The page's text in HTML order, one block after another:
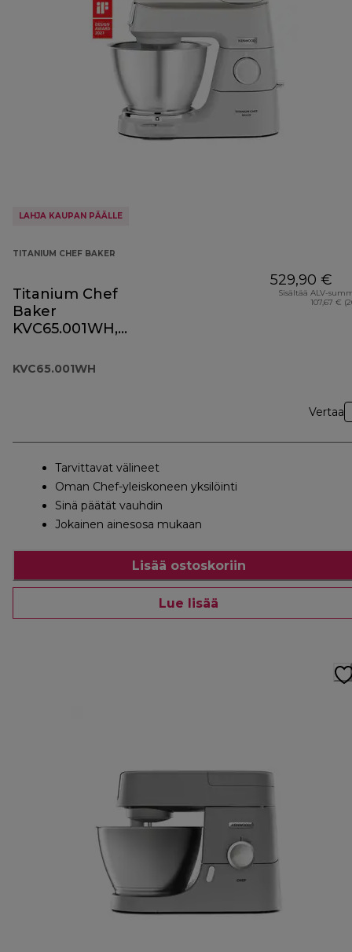
LAHJA KAUPAN PÄÄLLE
TITANIUM CHEF BAKER
Titanium Chef
Baker
KVC65.001WH,
KVC65.001WH
529,90 €
Sisältää ALV-
107,67 €
Vertaa
Tarvittavat välineet
Oman Chef-yleiskoneen yksilöinti
Sinä päätät vauhdin
Jokainen ainesosa mukaan
Lisää ostoskoriin
Lue lisää